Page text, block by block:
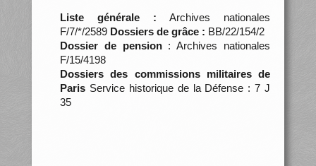
Liste générale : Archives nationales
F/7/*/2589 Dossiers de grâce : BB/22/154/2
Dossier de pension: Archives nationales
F/15/4198
Dossiers des commissions militaires de
ParisService historique de la Défense : 7 J
35